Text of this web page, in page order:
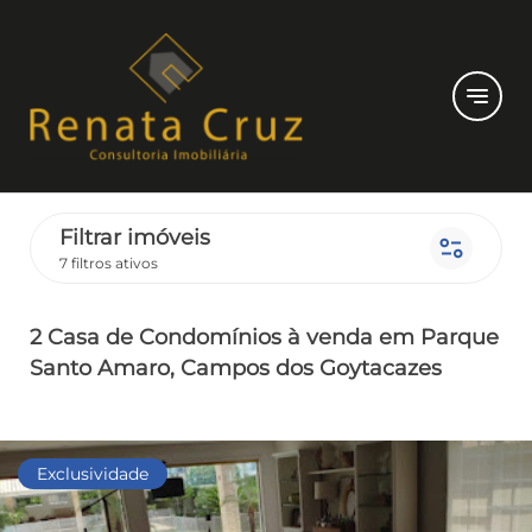
notes
Filtrar imóveis
7 filtros ativos page_info
2 Casa de Condomínios à venda em Parque
Santo Amaro, Campos dos Goytacazes
Exclusividade